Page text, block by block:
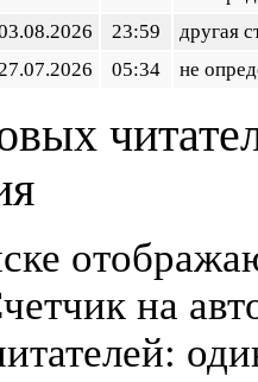
23:59
другая
05:34 не
на